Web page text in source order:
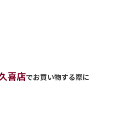
喜店でお買い物する際に